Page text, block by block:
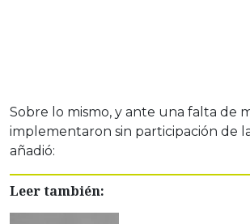
Sobre lo mismo, y ante una falta de
implementaron sin participación de
añadió:
Leer también: